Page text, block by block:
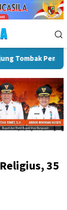
Rejang
35